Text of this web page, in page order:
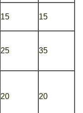
15 15
25 35
20 20